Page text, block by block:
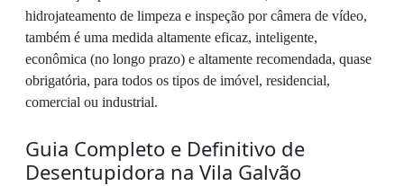
hidrojateamento de limpeza e inspeção por câmera de vídeo,
também é uma medida altamente eficaz, inteligente,
econômica (no longo prazo) e altamente recomendada, quase
obrigatória, para todos os tipos de imóvel, residencial,
comercial ou industrial.
Guia Completo e Definitivo de
Desentupidora na Vila Galvão